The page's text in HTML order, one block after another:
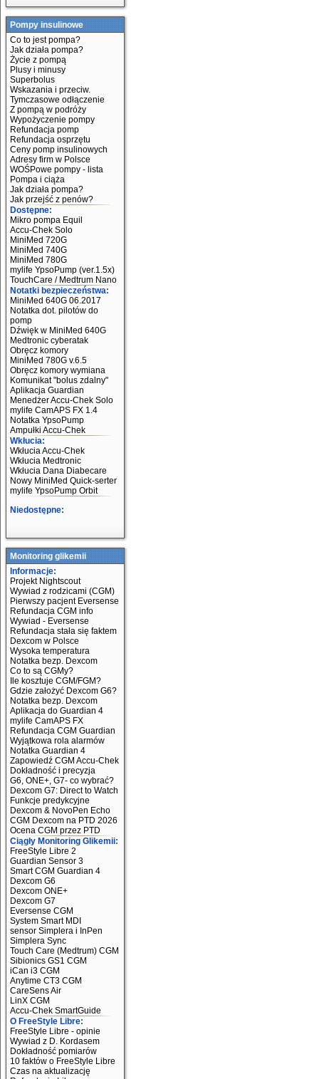
Pompy insulinowe
Co to jest pompa?
Jak działa pompa?
Życie z pompą
Plusy i minusy
Superbolus
Wskazania i przeciw.
Tymczasowe odłączenie
Z pompą w podróży
Wypożyczenie pompy
Refundacja pomp
Refundacja osprzętu
Ceny pomp insulinowych
Adresy firm w Polsce
WOŚPowe pompy - lista
Pompa i ciąża
Jak działa pompa?
Jak przejść z penów?
Dostępne:
Mikro pompa Equil
Accu-Chek Solo
MiniMed 720G
MiniMed 740G
MiniMed 780G
mylife YpsoPump (ver.1.5x)
TouchCare / Medtrum Nano
Notatki bezpieczeństwa:
MiniMed 640G 06.2017
Notatka dot. pilotów do
pomp
Dźwięk w MiniMed 640G
Medtronic cyberatak
Obręcz komory
MiniMed 780G v.6.5
Obręcz komory wymiana
Komunikat "bolus zdalny"
Aplikacja Guardian
Menedżer Accu-Chek Solo
mylife CamAPS FX 1.4
Notatka YpsoPump
Ampułki Accu-Chek
Wkłucia:
Wkłucia Accu-Chek
Wkłucia Medtronic
Wkłucia Dana Diabecare
Nowy MiniMed Quick-serter
mylife YpsoPump Orbit
Niedostępne:
Monitoring glikemii
Informacje:
Projekt Nightscout
Wywiad z rodzicami (CGM)
Pierwszy pacjent Eversense
Refundacja CGM info
Wywiad - Eversense
Refundacja stała się faktem
Dexcom w Polsce
Wysoka temperatura
Notatka bezp. Dexcom
Co to są CGMy?
Ile kosztuje CGM/FGM?
Gdzie założyć Dexcom G6?
Notatka bezp. Dexcom
Aplikacja do Guardian 4
mylife CamAPS FX
Refundacja CGM Guardian
Wyjątkowa rola alarmów
Notatka Guardian 4
Zapowiedź CGM Accu-Chek
Dokładność i precyzja
G6, ONE+, G7- co wybrać?
Dexcom G7: Direct to Watch
Funkcje predykcyjne
Dexcom & NovoPen Echo
CGM Dexcom na PTD 2026
Ocena CGM przez PTD
Ciągły Monitoring Glikemii:
FreeStyle Libre 2
Guardian Sensor 3
Smart CGM Guardian 4
Dexcom G6
Dexcom ONE+
Dexcom G7
Eversense CGM
System Smart MDI
sensor Simplera i InPen
Simplera Sync
Touch Care (Medtrum) CGM
Sibionics GS1 CGM
iCan i3 CGM
Anytime CT3 CGM
CareSens Air
LinX CGM
Accu-Chek SmartGuide
O FreeStyle Libre:
FreeStyle Libre - opinie
Wywiad z D. Kordasem
Dokładność pomiarów
10 faktów o FreeStyle Libre
Czas na aktualizację